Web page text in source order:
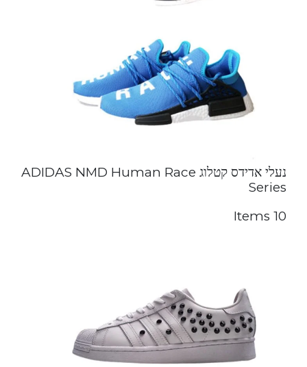
נעלי אדידס קטלוג ADIDAS NMD Human Race
Series
10 Items